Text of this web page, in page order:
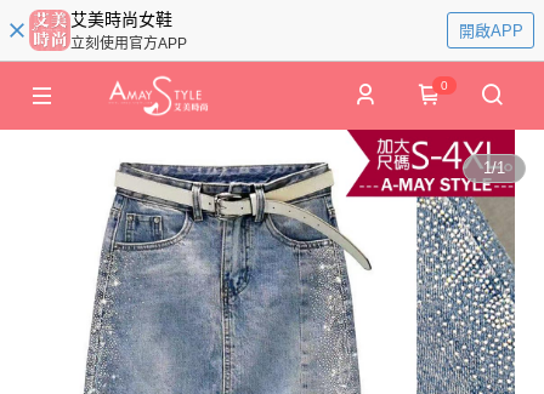
艾美時尚女鞋
立刻使用官方APP
開啟APP
0
1/1